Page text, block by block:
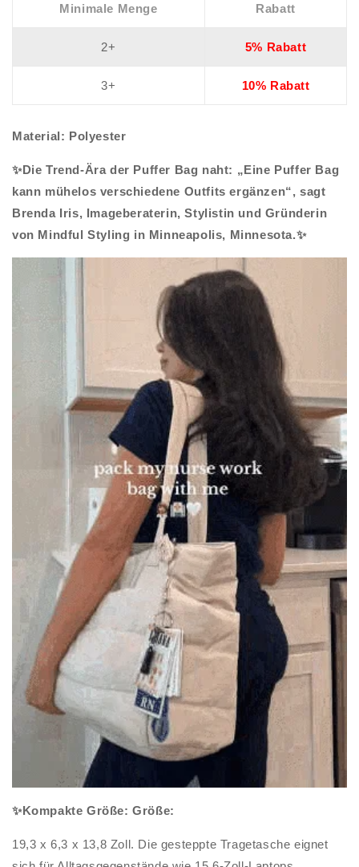
Minimale Menge Rabatt
2+ 5% Rabatt
3+ 10% Rabatt
Material: Polyester
✨Die Trend-Ära der Puffer Bag naht: „Eine Puffer Bag
kann mühelos verschiedene Outfits ergänzen“, sagt
Brenda Iris, Imageberaterin, Stylistin und Gründerin
von Mindful Styling in Minneapolis, Minnesota.✨
✨Kompakte Größe: Größe:
19,3 x 6,3 x 13,8 Zoll. Die gesteppte Tragetasche eignet